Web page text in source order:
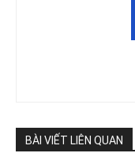
BÀI VIẾT LIÊN QUAN